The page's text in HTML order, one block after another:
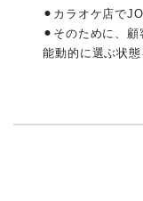
⚫︎カラオケ店で
⚫︎そのために、
能動的に選ぶ状